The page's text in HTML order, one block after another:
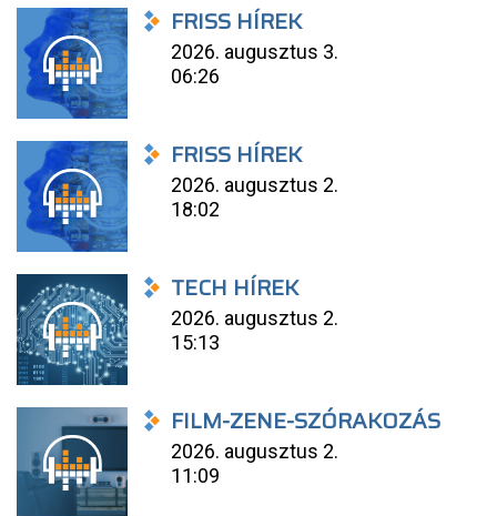
FRISS HÍREK
2026. augusztus 3.
06:26
FRISS HÍREK
2026. augusztus 2.
18:02
TECH HÍREK
2026. augusztus 2.
15:13
FILM-ZENE-SZÓRAKOZÁS
2026. augusztus 2.
11:09